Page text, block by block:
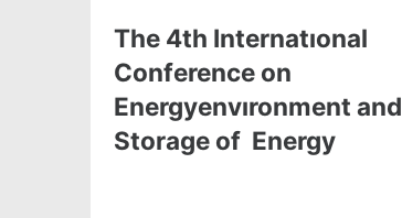
The 4th Internatıonal
Conference on
Energyenvıronment and
Storage of Energy